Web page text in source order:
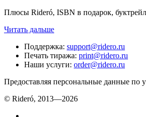
Плюсы Rideró, ISBN в подарок,
Читать дальше
Поддержка: support@ridero.ru
Печать тиража: print@ridero.ru
Наши услуги: order@ridero.ru
Предоставляя персональные данные по
© Rideró, 2013—2026